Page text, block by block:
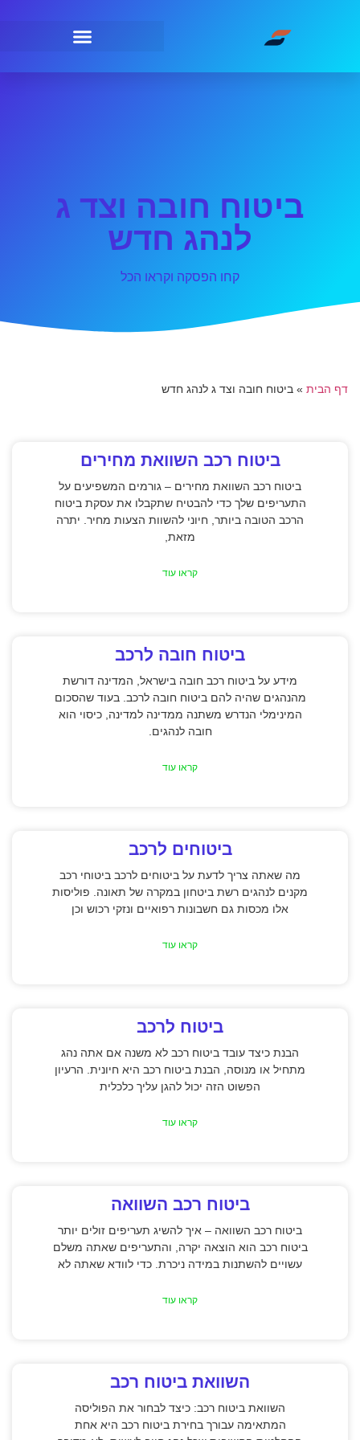
ביטוח חובה וצד ג
לנהג חדש
קחו הפסקה וקראו הכל
דף הבית » ביטוח חובה וצד ג לנהג חדש
ביטוח רכב השוואת מחירים
ביטוח רכב השוואת מחירים – גורמים המשפיעים על
התעריפים שלך כדי להבטיח שתקבלו את עסקת ביטוח
הרכב הטובה ביותר, חיוני להשוות הצעות מחיר. יתרה
מזאת,
קראו עוד
ביטוח חובה לרכב
מידע על ביטוח רכב חובה בישראל, המדינה דורשת
מהנהגים שהיה להם ביטוח חובה לרכב. בעוד שהסכום
המינימלי הנדרש משתנה ממדינה למדינה, כיסוי הוא
חובה לנהגים.
קראו עוד
ביטוחים לרכב
מה שאתה צריך לדעת על ביטוחים לרכב ביטוחי רכב
מקנים לנהגים רשת ביטחון במקרה של תאונה. פוליסות
אלו מכסות גם חשבונות רפואיים ונזקי רכוש וכן
קראו עוד
ביטוח לרכב
הבנת כיצד עובד ביטוח רכב לא משנה אם אתה נהג
מתחיל או מנוסה, הבנת ביטוח רכב היא חיונית. הרעיון
הפשוט הזה יכול להגן עליך כלכלית
קראו עוד
ביטוח רכב השוואה
ביטוח רכב השוואה – איך להשיג תעריפים זולים יותר
ביטוח רכב הוא הוצאה יקרה, והתעריפים שאתה משלם
עשויים להשתנות במידה ניכרת. כדי לוודא שאתה לא
קראו עוד
השוואת ביטוח רכב
השוואת ביטוח רכב: כיצד לבחור את הפוליסה
המתאימה עבורך בחירת ביטוח רכב היא אחת